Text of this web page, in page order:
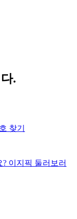
.
찾기